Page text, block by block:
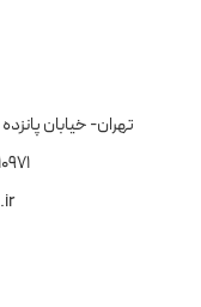
تهران- خیابان